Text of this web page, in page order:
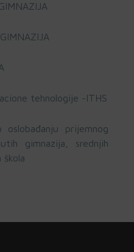
tehnologije -ITHS
prijemnog
gimnazija, srednjih